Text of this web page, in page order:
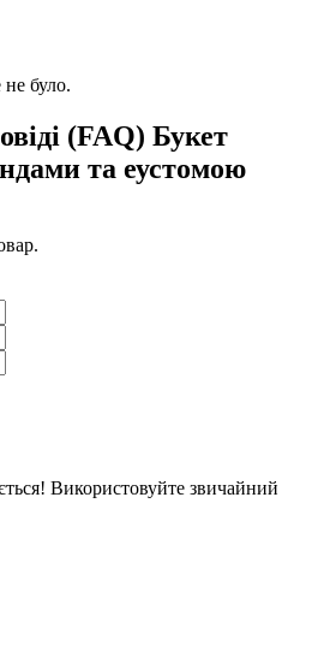
було.
(FAQ) Букет
та еустомою
Використовуйте звичайний